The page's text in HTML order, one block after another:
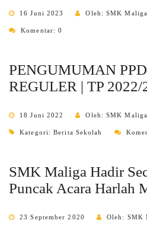
16 Juni 2023 Oleh: SMK Maliga
Komentar: 0
PENGUMUMAN
REGULER | TP 2022/
18 Juni 2022 Oleh: SMK Maliga
Kategori:Berita Sekolah
SMK Maliga Hadir
Puncak Acara Harlah
23 September 2020 Oleh: SMK